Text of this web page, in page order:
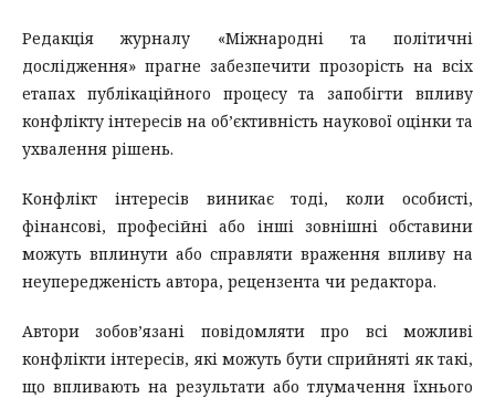
Редакція журналу «Міжнародні та політичні
дослідження» прагне забезпечити прозорість на всіх
етапах публікаційного процесу та запобігти впливу
конфлікту інтересів на об’єктивність наукової оцінки та
ухвалення рішень.
Конфлікт інтересів виникає тоді, коли особисті,
фінансові, професійні або інші зовнішні обставини
можуть вплинути або справляти враження впливу на
неупередженість автора, рецензента чи редактора.
Автори зобов’язані повідомляти про всі можливі
конфлікти інтересів, які можуть бути сприйняті як такі,
що впливають на результати або тлумачення їхнього